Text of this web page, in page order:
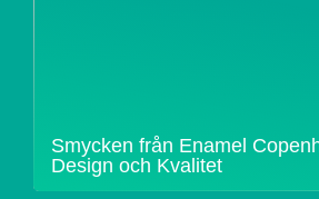
Smycken från Enamel
Design och Kvalitet